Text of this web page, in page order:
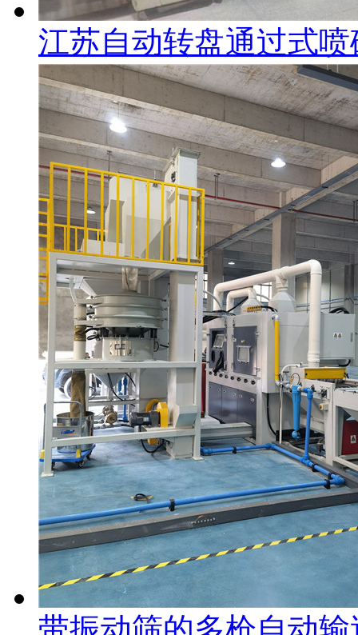
江苏自动转盘通过式喷